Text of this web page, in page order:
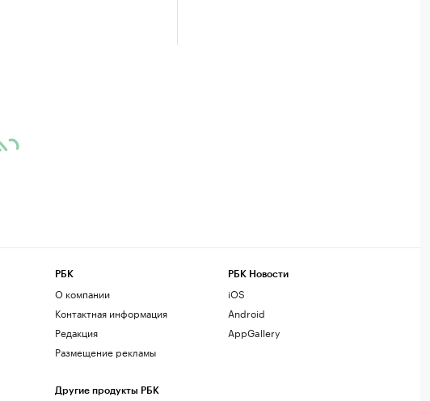
РБК
О компании
Контактная информация
Редакция
Размещение рекламы
Другие продукты РБК
РБК Новости
iOS
Android
AppGallery